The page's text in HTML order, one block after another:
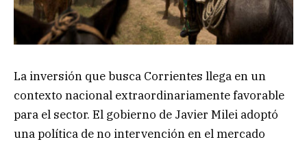
La inversión que busca Corrientes llega en un
contexto nacional extraordinariamente favorable
para el sector. El gobierno de Javier Milei adoptó
una política de no intervención en el mercado